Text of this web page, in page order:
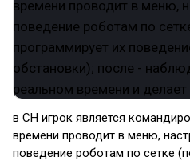
в CH игрок является
времени проводит в меню,
поведение роботам по сетке